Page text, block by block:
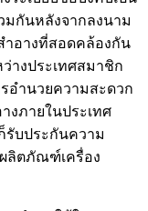
มกันหลังจากลงนาม
ำอางที่สอดคล้องกัน
างประเทศสมาชิก
อำนวยความสะดวก
งภายในประเทศ
รับประกันความ
ลิตภัณฑ์เครื่อง